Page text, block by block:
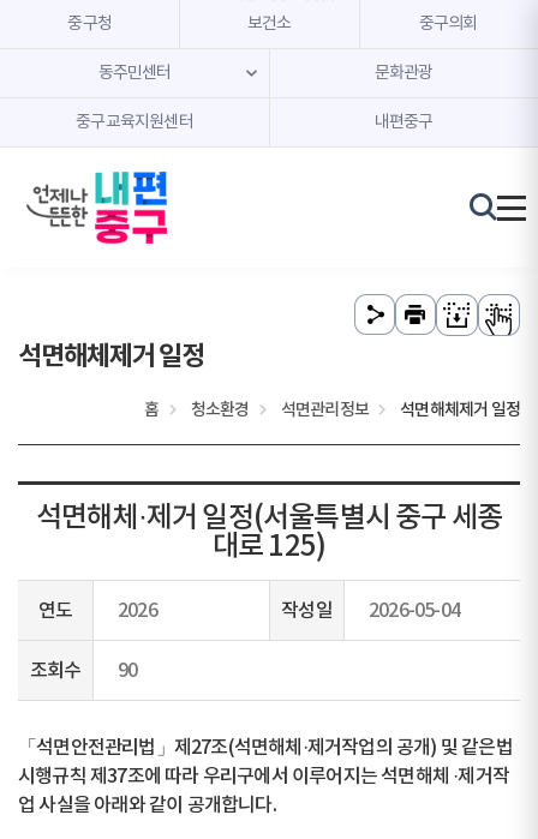
본문 내용 바로가기
주메뉴 바로가기
중구청 보건소 중구의회
동주민센터 문화관광
중구교육지원센터 내편중구
석면해체제거 일정
홈 청소환경 석면관리정보 석면해체제거 일정
석면해체·제거 일정(서울특별시 중구 세종
대로 125)
연도 2026 작성일 2026-05-04
조회수 90
「석면안전관리법」제27조(석면해체·제거작업의 공개) 및 같은법
시행규칙 제37조에 따라 우리구에서 이루어지는 석면해체 ·제거작
업 사실을 아래와 같이 공개합니다.